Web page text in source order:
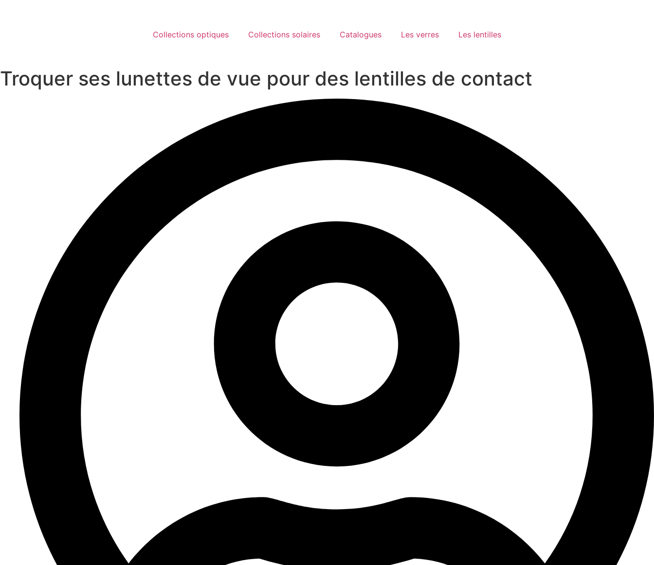
Collections optiques Collections solaires Catalogues Les verres Les lentilles
Troquer ses lunettes de vue pour des lentilles de contact